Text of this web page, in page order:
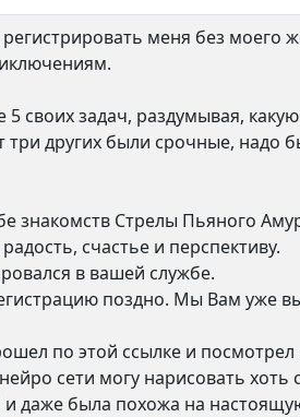
меня без моего
своих задач, раздумывая,
других были срочные, надо
знакомств Стрелы Пьяного
счастье и перспективу.
в вашей службе.
поздно. Мы Вам уже
по этой ссылке и посмотрел
сети могу нарисовать хоть
и даже была похожа на